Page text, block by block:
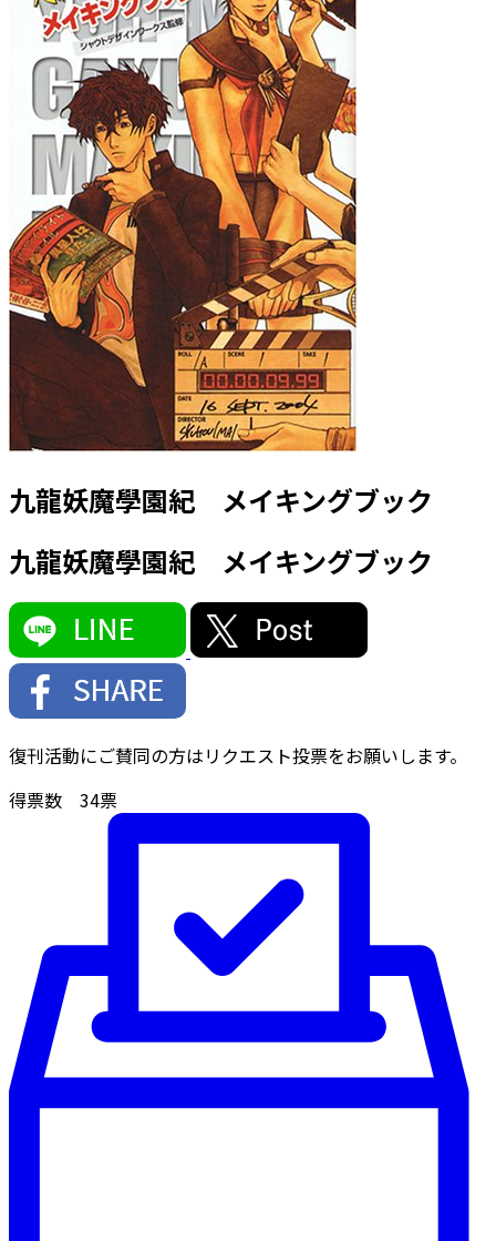
九龍妖魔學園紀 メイキングブック
九龍妖魔學園紀 メイキングブック
復刊活動にご賛同の方はリクエスト投票をお願いします。
得票数 34票